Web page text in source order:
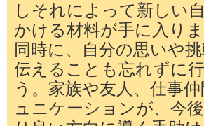
しそれによって新しい
かける材料が手に入り
同時に、自分の思いや
伝えることも忘れずに
う。家族や友人、仕事仲
ュニケーションが、今